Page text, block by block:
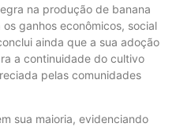
na produção de banana
ganhos econômicos, social
ainda que a sua adoção
a continuidade do cultivo
pelas comunidades
sua maioria, evidenciando